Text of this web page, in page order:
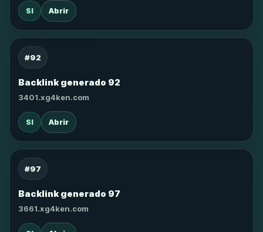
SI Abrir
#92
Backlink generado 92
3401.xg4ken.com
SI Abrir
#97
Backlink generado 97
3661.xg4ken.com